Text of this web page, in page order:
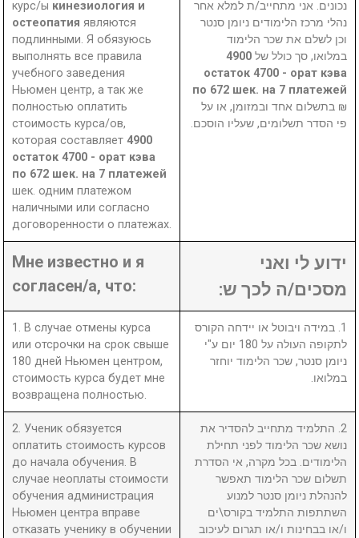
курс/ы кинезиология и
остеопатияявляются
подлинными. Я обязуюсь
выполнять все правила
учебного заведения
Ньюмен центр, а так же
полностью оплатить
стоимость курса/ов,
которая составляет4900
остаток 4700 - орат кэва
по 672 шек. на 7 платежей
шек. одним платежом
наличными или согласно
договоренности о платежах.
נכונים. אני מתחייב/ת למלא אחר
נהלי מרכז הלימודים ניומן סנטר
וכן לשלם את שכר הלימוד
במלואו, סך כולל של 4900
остаток 4700 - орат кэва
по 672 шек. на 7 платежей
₪ בתשלום אחד ובמזומן, או על
פי הסדר תשלומים, שעליו הוסכם.
Мне известно и я
согласен/а, что:
ידוע לי ואני
מסכים/ה לכך ש:
1. В случае отмены курса
или отсрочки на срок свыше
180 дней Ньюмен центром,
стоимость курса будет мне
возвращена полностью.
1. במידה ויבוטל או יידחה הקורס
לתקופה העולה על 180 יום ע"י
ניומן סנטר, שכר הלימוד יוחזר
במלואו.
2. Ученик обязуется
оплатить стоимость курсов
до начала обучения. В
случае неоплаты стоимости
обучения администрация
Ньюмен центра вправе
отказать ученику в обучении
2. התלמיד מתחייב להסדיר את
נושא שכר הלימוד לפני תחילת
הלימודים. בכל מקרה, אי הסדרת
תשלום שכר הלימוד תאפשר
להנהלת ניומן סנטר למנוע
השתתפות התלמיד בקורס\ים
ו/או בבחינות ו/או תגרום לעיכוב